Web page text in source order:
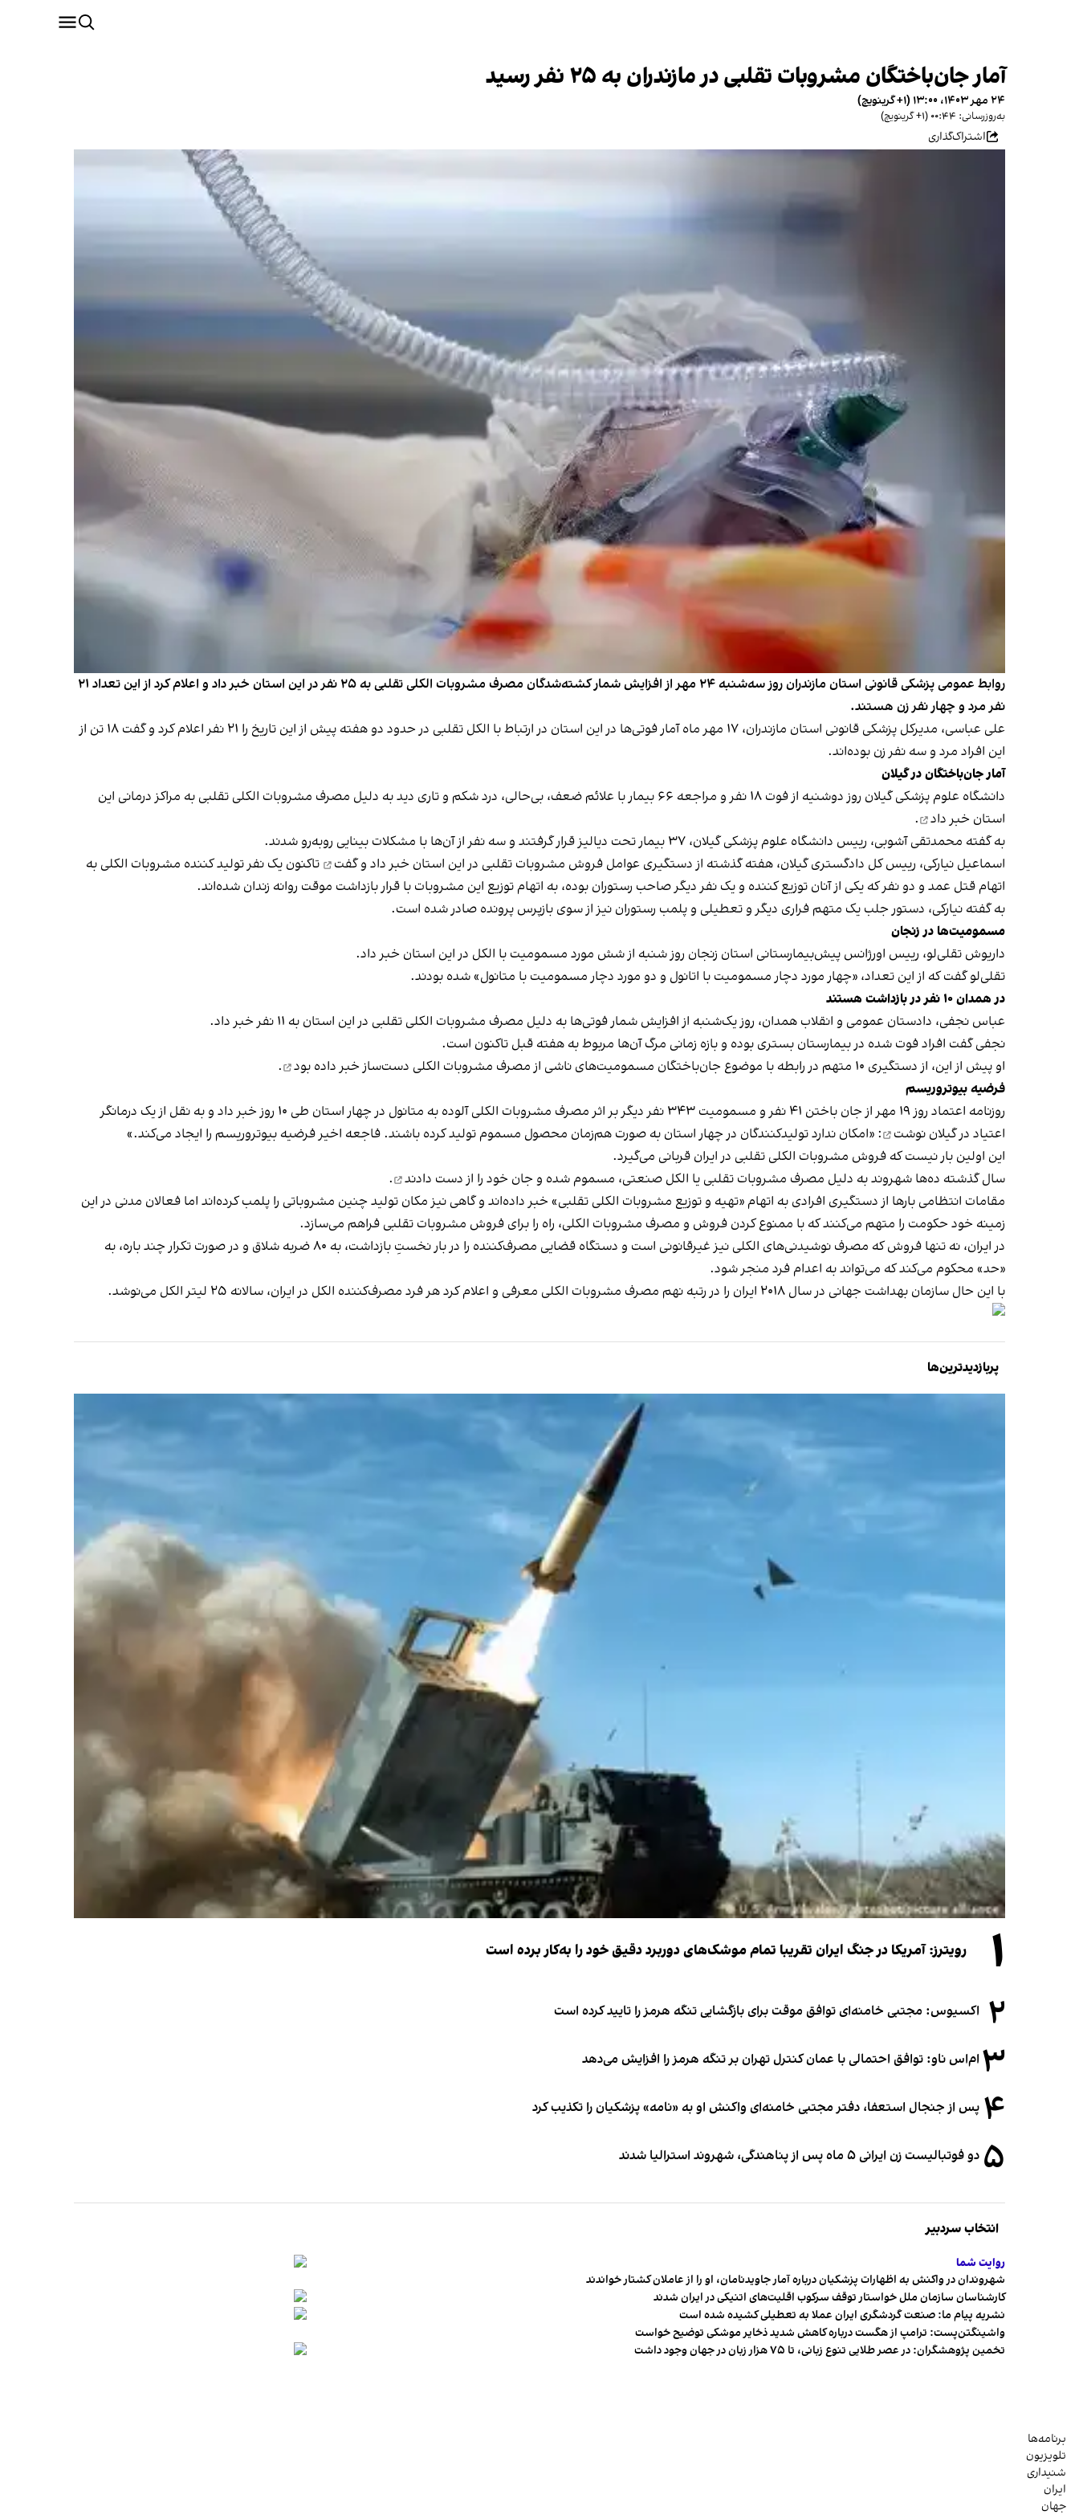
آمار جان‌باختگان مشروبات تقلبی در مازندران به ۲۵ نفر رسید
۲۴ مهر ۱۴۰۳، ۱۳:۰۰ (‎+۱ گرینویچ)
به‌روزرسانی: ۰۰:۴۴ (‎+۱ گرینویچ)
اشتراک‌گذاری
روابط عمومی پزشکی قانونی استان مازندران روز سه‌شنبه ۲۴ مهر از افزایش شمار کشته‌شدگان مصرف مشروبات الکلی تقلبی به ۲۵ نفر در این استان خبر داد و اعلام کرد از این تعداد ۲۱
نفر مرد و چهار نفر زن هستند.
علی عباسی، مدیر‌کل پزشکی قانونی استان مازندران، ۱۷ مهر ماه آمار فوتی‌ها در این استان در ارتباط با الکل تقلبی در حدود دو هفته پیش از این تاریخ را ۲۱ نفر اعلام کرد و گفت ۱۸ تن از
این افراد مرد و سه نفر زن بوده‌اند.
آمار جان‌باختگان در گیلان
دانشگاه علوم پزشکی گیلان روز دوشنیه از فوت ۱۸ نفر و مراجعه ۶۶ بیمار با علائم ضعف، بی‌حالی، درد شکم و تاری دید به دلیل مصرف مشروبات الکلی تقلبی به مراکز درمانی این
استان خبر داد
.
به گفته محمدتقی آشوبی، رییس دانشگاه علوم پزشکی گیلان، ۳۷ بیمار تحت دیالیز قرار گرفتند و سه نفر از آن‌ها با مشکلات بینایی روبه‌رو شدند.
اسماعیل نیارکی، رییس کل دادگستری گیلان، هفته گذشته از دستگیری عوامل فروش مشروبات تقلبی در این استان خبر داد و گفت
تاکنون یک نفر تولید کننده مشروبات الکلی به
اتهام قتل عمد و دو نفر که یکی از آنان توزیع کننده و یک نفر دیگر صاحب رستوران بوده، به اتهام توزیع این مشروبات با قرار بازداشت موقت روانه زندان شده‌اند.
به گفته نیارکی، دستور جلب یک متهم فراری دیگر و تعطیلی و پلمب رستوران نیز از سوی بازپرس پرونده صادر شده است.
مسمومیت‌ها در زنجان
داریوش تقلی‌لو، رییس اورژانس پیش‌بیمارستانی استان زنجان روز شنبه از شش مورد مسمومیت با الکل در این استان خبر داد.
تقلی‌لو گفت که از این تعداد، «چهار مورد دچار مسمومیت با اتانول و دو مورد دچار مسمومیت با متانول» شده بودند.
در همدان ۱۰ نفر در بازداشت هستند
عباس نجفی، دادستان عمومی و انقلاب همدان، روز یک‌شنبه از افزایش شمار فوتی‌ها به دلیل مصرف مشروبات الکلی تقلبی در این استان به ۱۱ نفر خبر داد.
نجفی گفت افراد فوت شده در بیمارستان بستری بوده و بازه زمانی مرگ آن‌ها مربوط به هفته قبل تاکنون است.
او پیش از این، از دستگیری ۱۰ متهم در رابطه با موضوع جان‌باختگان مسمومیت‌های ناشی از مصرف مشروبات الکلی دست‌ساز
خبر داده بود
.
فرضيه بيوتروريسم
روزنامه اعتماد روز ۱۹ مهر از جان‌ باختن ۴۱ نفر و مسمومیت ۳۴۳ نفر دیگر بر اثر مصرف مشروبات الکلی آلوده به متانول در چهار استان طی ۱۰ روز خبر داد و به نقل از یک درمانگر
اعتیاد در گیلان نوشت
: «امكان ندارد توليد‌كنندگان در چهار استان به صورت هم‌زمان محصول مسموم توليد كرده باشند. فاجعه اخیر فرضيه بيوتروريسم را ايجاد می‌کند.»
این اولین بار نیست که فروش مشروبات الکلی تقلبی در ایران قربانی می‌گیرد.
سال گذشته ده‌ها شهروند به دلیل مصرف مشروبات تقلبی یا الکل صنعتی، مسموم شده وجان خود را از دست دادند
.
مقامات انتظامی بارها از دستگیری افرادی به اتهام «تهیه و توزیع مشروبات الکلی تقلبی» خبر داده‌اند و گاهی نیز مکان تولید چنین مشروباتی را پلمب کرده‌اند اما فعالان مدنی در این
زمینه خود حکومت را متهم می‌کنند که با ممنوع کردن فروش و مصرف مشروبات الکلی، راه را برای فروش مشروبات تقلبی فراهم می‌سازد.
در ایران، نه تنها فروش که مصرف نوشیدنی‌های الکلی نیز غیرقانونی است و دستگاه قضایی مصرف‌کننده را در بار نخستِ بازداشت، به ۸۰ ضربه شلاق و در صورت تکرار چند باره، به
«حد» محکوم می‌کند که می‌تواند به اعدام فرد منجر شود.
با این حال سازمان بهداشت جهانی در سال ۲۰۱۸ ایران را در رتبه نهم مصرف مشروبات الکلی معرفی و اعلام کرد هر فرد مصرف‌کننده الکل در ایران، سالانه ۲۵ لیتر الکل می‌نوشد.
پربازدیدترین‌ها
۱ رویترز: آمریکا در جنگ ایران تقریبا تمام موشک‌های دوربرد دقیق خود را به‌کار برده است
۲ اکسیوس: مجتبی خامنه‌ای توافق موقت برای بازگشایی تنگه هرمز را تایید کرده است
۳ ام‌اس ناو: توافق احتمالی با عمان کنترل تهران بر تنگه هرمز را افزایش می‌دهد
۴ پس از جنجال استعفا، دفتر مجتبی خامنه‌ای واکنش او به «نامه» پزشکیان را تکذیب کرد
۵ دو فوتبالیست زن ایرانی ۵ ماه پس از پناهندگی، شهروند استرالیا شدند
انتخاب سردبیر
روایت شما
شهروندان در واکنش به اظهارات پزشکیان درباره آمار جاویدنامان، او را از عاملان کشتار خواندند
کارشناسان سازمان ملل خواستار توقف سرکوب اقلیت‌های اتنیکی در ایران شدند
نشریه پیام ما: صنعت گردشگری ایران عملا به تعطیلی کشیده شده است
واشینگتن‌پست: ترامپ از هگست درباره کاهش شدید ذخایر موشکی توضیح خواست
تخمین پژوهشگران: در عصر طلایی تنوع زبانی، تا ۷۵ هزار زبان در جهان وجود داشت
برنامه‌ها
تلویزیون
شنیداری
ایران
جهان